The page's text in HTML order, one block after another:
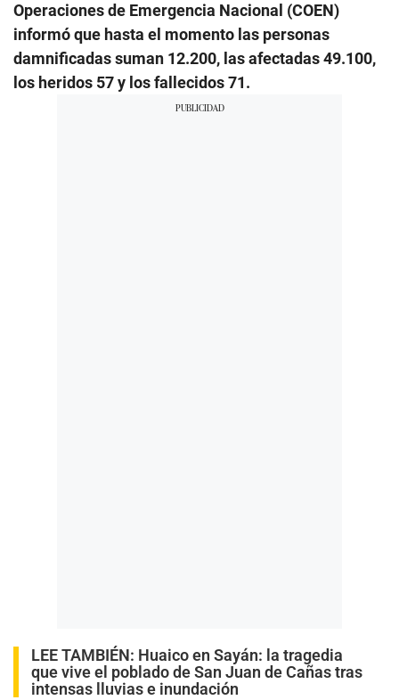
Operaciones de Emergencia Nacional (COEN)
informó que hasta el momento las personas
damnificadas suman 12.200, las afectadas 49.100,
los heridos 57 y los fallecidos 71.
LEE TAMBIÉN: Huaico en Sayán: la tragedia
que vive el poblado de San Juan de Cañas tras
intensas lluvias e inundación